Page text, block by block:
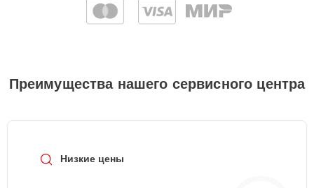
Преимущества нашего сервисного центра
Низкие цены